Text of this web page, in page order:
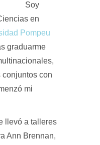
Soy
en
Pompeu
graduarme
con
mi
llevó a talleres
Ann Brennan,